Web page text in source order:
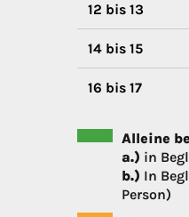
12 bis 13
14 bis 15
16 bis 17
Alleine
a.) in
b.) In
Person)